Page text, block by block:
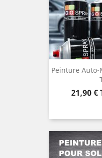
Peinture Auto-
Prix
21,90 €